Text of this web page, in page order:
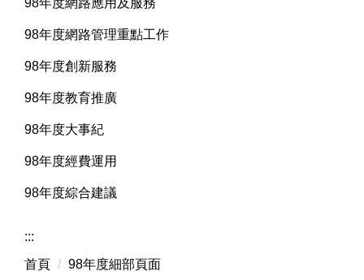
98年度網路應用及服務
98年度網路管理重點工作
98年度創新服務
98年度教育推廣
98年度大事紀
98年度經費運用
98年度綜合建議
:::
首頁
98年度細部頁面